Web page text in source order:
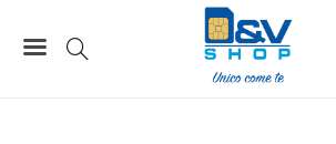
SIM Tre Numero Facile 3923X36333 Da